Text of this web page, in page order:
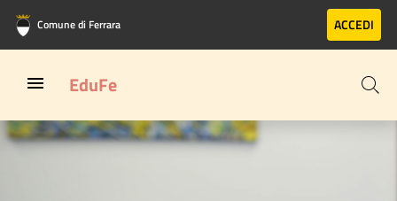
Vai al contenuto principale
Vai al footer
Comune di Ferrara ACCEDI
EduFe